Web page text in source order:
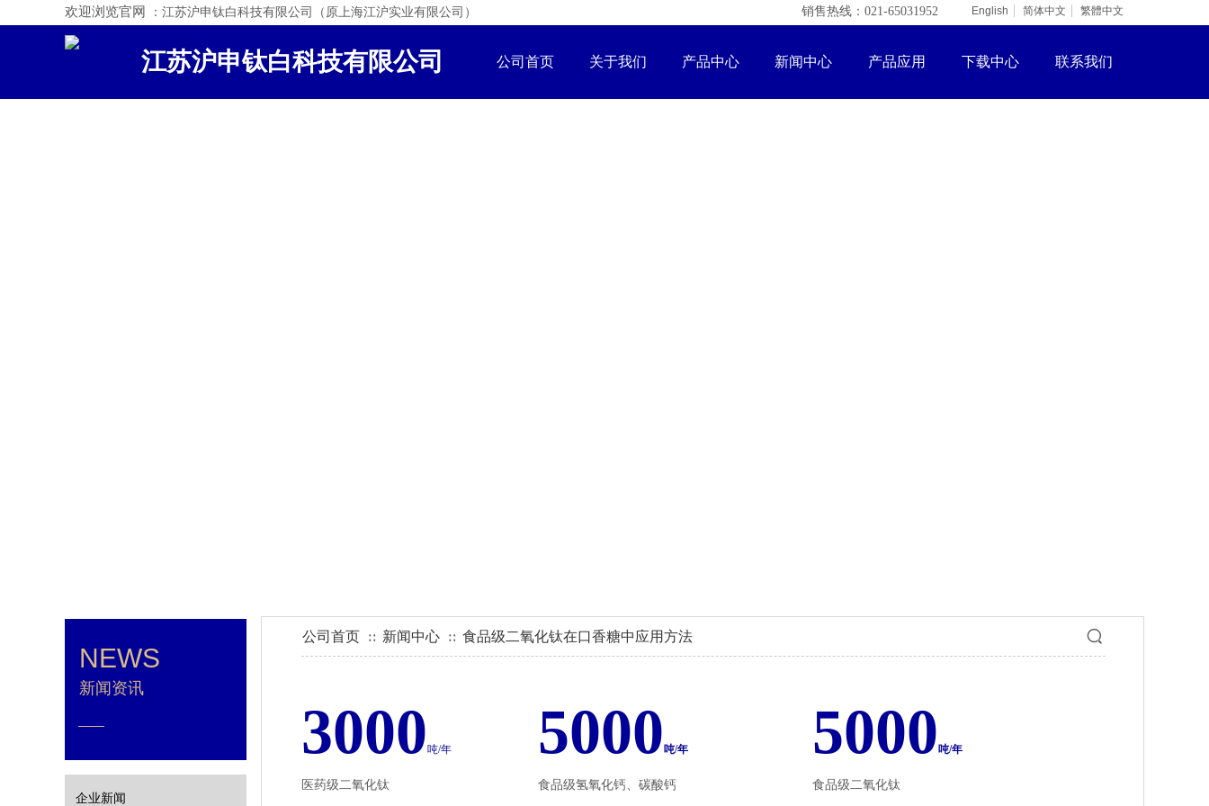
欢迎浏览官网 ：江苏沪申钛白科技有限公司（原上海江沪实业有限公司） 销售热线：021-65031952 English 简体中文 繁體中文
江苏沪申钛白科技有限公司 公司首页 关于我们 产品中心 新闻中心 产品应用 下载中心 联系我们
NEWS
新闻资讯
公司首页 ∷ 新闻中心 ∷ 食品级二氧化钛在口香糖中应用方法
5000吨/年
食品级二氧化钛
3000吨/年
医药级二氧化钛
5000吨/年
食品级氢氧化钙、碳酸钙
企业新闻